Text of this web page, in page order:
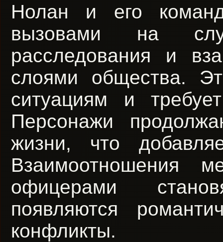
Нолан и его
вызовами на
расследования и
слоями общества.
ситуациям и
Персонажи
жизни, что
Взаимоотношения
офицерами
появляются
конфликты.